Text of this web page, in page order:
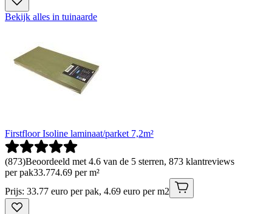
Bekijk alles in tuinaarde
Firstfloor Isoline laminaat/parket 7,2m²
(873)Beoordeeld met 4.6 van de 5 sterren, 873 klantreviews
per pak33.774.69 per m²
Prijs: 33.77 euro per pak, 4.69 euro per m2